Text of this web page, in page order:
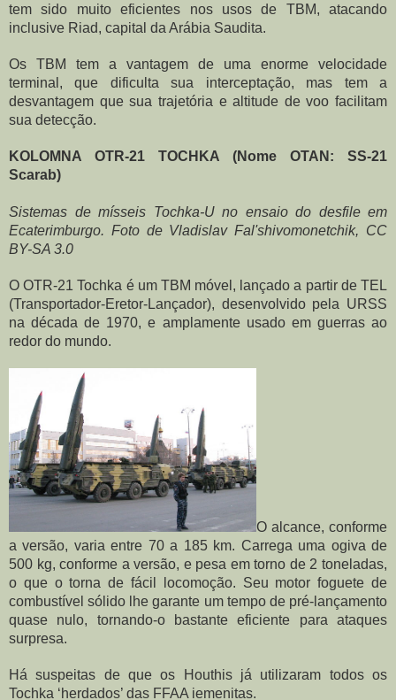
tem sido muito eficientes nos usos de TBM, atacando
inclusive Riad, capital da Arábia Saudita.
Os TBM tem a vantagem de uma enorme velocidade
terminal, que dificulta sua interceptação, mas tem a
desvantagem que sua trajetória e altitude de voo facilitam
sua detecção.
KOLOMNA OTR-21 TOCHKA (Nome OTAN: SS-21
Scarab)
Sistemas de mísseis Tochka-U no ensaio do desfile em
Ecaterimburgo. Foto de Vladislav Fal'shivomonetchik, CC
BY-SA 3.0
O OTR-21 Tochka é um TBM móvel, lançado a partir de TEL
(Transportador-Eretor-Lançador), desenvolvido pela URSS
na década de 1970, e amplamente usado em guerras ao
redor do mundo.
O alcance, conforme
a versão, varia entre 70 a 185 km. Carrega uma ogiva de
500 kg, conforme a versão, e pesa em torno de 2 toneladas,
o que o torna de fácil locomoção. Seu motor foguete de
combustível sólido lhe garante um tempo de pré-lançamento
quase nulo, tornando-o bastante eficiente para ataques
surpresa.
Há suspeitas de que os Houthis já utilizaram todos os
Tochka ‘herdados’ das FFAA iemenitas.